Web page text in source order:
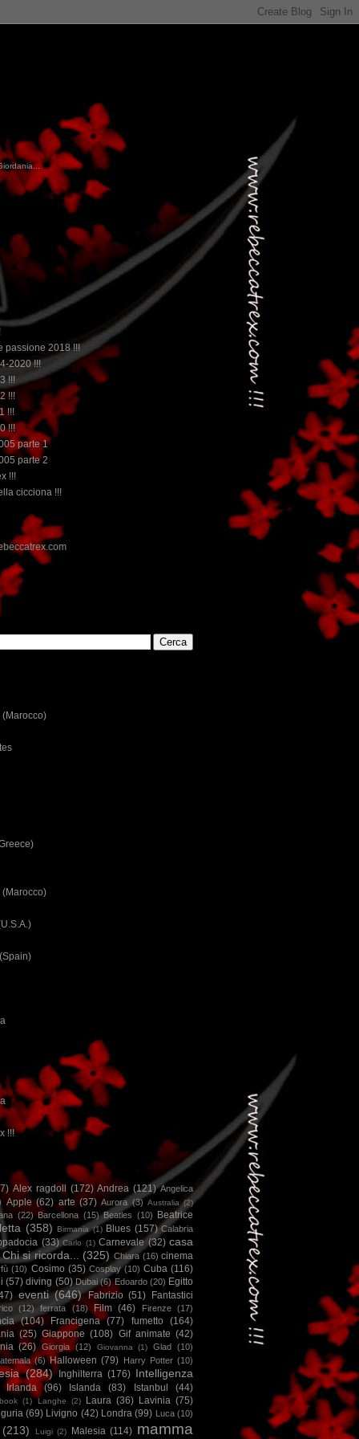
passione 2018 !!!
2020 !!!
!!!
!!!
!!!
!!!
parte 1
parte 2
!!!
cicciona !!!
!!!
Alex ragdoll (172) Andrea (121) Angelica
Apple (62) arte (37) Aurora (3) Australia (2)
(22) Barcellona (15) Beatles (10) Beatrice
(358) Birmania (1) Blues (157) Calabria
(33) Carlo (1) Carnevale (32) casa
Chi si ricorda...
(325) Chiara (16) cinema
(10) Cosimo (35) Cosplay (10) Cuba (116)
(57) diving (50) Dubai (6) Edoardo (20) Egitto
eventi (646) Fabrizio (51) Fantastici
(12) ferrata (18) Film (46) Firenze (17)
(104) Francigena (77) fumetto
(164)
(25) Giappone (108) Gif animate (42)
(26) Giorgia (12) Giovanna (1) Glad (10)
(6) Halloween (79) Harry Potter (10)
(284) Inghilterra (176) Intelligenza
Irlanda (96) Islanda (83) Istanbul (44)
(1) Langhe (2) Laura (36) Lavinia (75)
(69) Livigno (42) Londra (99) Luca (10)
(213) Luigi (2) Malesia (114) mamma